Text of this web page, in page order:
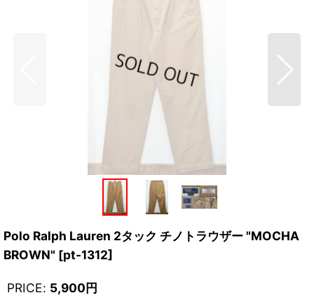
Polo Ralph Lauren 2タック チノトラウザー "MOCHA
BROWN" [pt-1312]
PRICE: 5,900円